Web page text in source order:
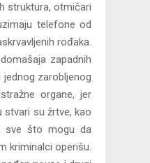
struktura, otmičari
telefone od
rođaka.
zapadnih
zarobljenog
organe, jer
su žrtve, kao
sve što mogu da
kriminalci operišu.